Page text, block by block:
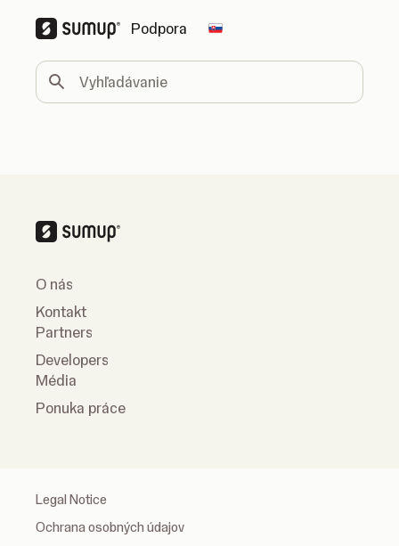
Podpora Change country
Vyhľadávanie
O nás
Kontakt
Partners
Developers
Média
Ponuka práce
Legal Notice
Ochrana osobných údajov